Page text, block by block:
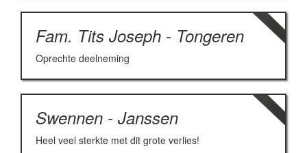
Fam. Tits Joseph - Tongeren
Oprechte deelneming
Swennen - Janssen
Heel veel sterkte met dit grote verlies!